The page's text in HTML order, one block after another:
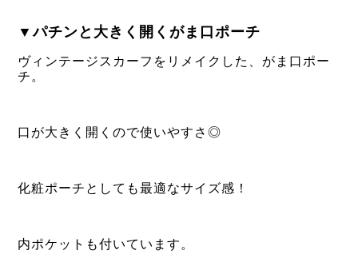
▼パチンと大きく開くがま口ポーチ
ヴィンテージスカーフをリメイクした、がま口ポー
チ。
口が大きく開くので使いやすさ◎
化粧ポーチとしても最適なサイズ感！
内ポケットも付いています。